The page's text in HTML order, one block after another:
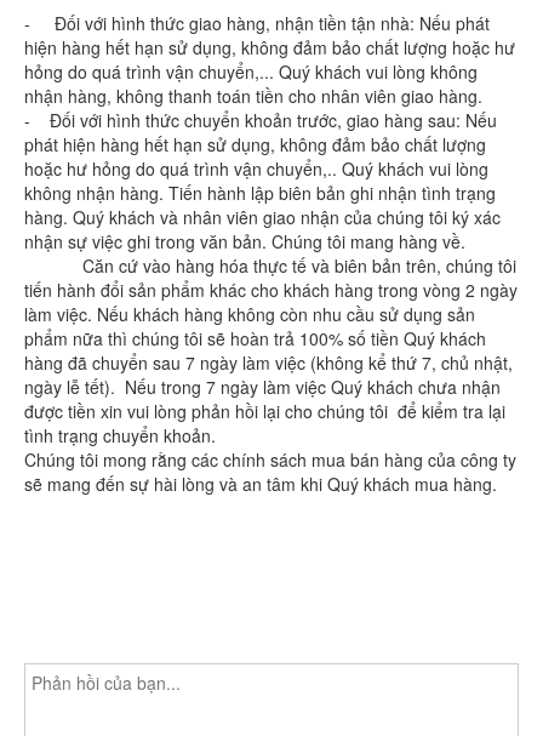
- Đối với hình thức giao hàng, nhận tiền tận nhà: Nếu phát
hiện hàng hết hạn sử dụng, không đảm bảo chất lượng hoặc hư
hỏng do quá trình vận chuyển,... Quý khách vui lòng không
nhận hàng, không thanh toán tiền cho nhân viên giao hàng.
- Đối với hình thức chuyển khoản trước, giao hàng sau: Nếu
phát hiện hàng hết hạn sử dụng, không đảm bảo chất lượng
hoặc hư hỏng do quá trình vận chuyển,.. Quý khách vui lòng
không nhận hàng. Tiến hành lập biên bản ghi nhận tình trạng
hàng. Quý khách và nhân viên giao nhận của chúng tôi ký xác
nhận sự việc ghi trong văn bản. Chúng tôi mang hàng về.
Căn cứ vào hàng hóa thực tế và biên bản trên, chúng tôi
tiến hành đổi sản phẩm khác cho khách hàng trong vòng 2 ngày
làm việc. Nếu khách hàng không còn nhu cầu sử dụng sản
phẩm nữa thì chúng tôi sẽ hoàn trả 100% số tiền Quý khách
hàng đã chuyển sau 7 ngày làm việc (không kể thứ 7, chủ nhật,
ngày lễ tết). Nếu trong 7 ngày làm việc Quý khách chưa nhận
được tiền xin vui lòng phản hồi lại cho chúng tôi để kiểm tra lại
tình trạng chuyển khoản.
Chúng tôi mong rằng các chính sách mua bán hàng của công ty
sẽ mang đến sự hài lòng và an tâm khi Quý khách mua hàng.